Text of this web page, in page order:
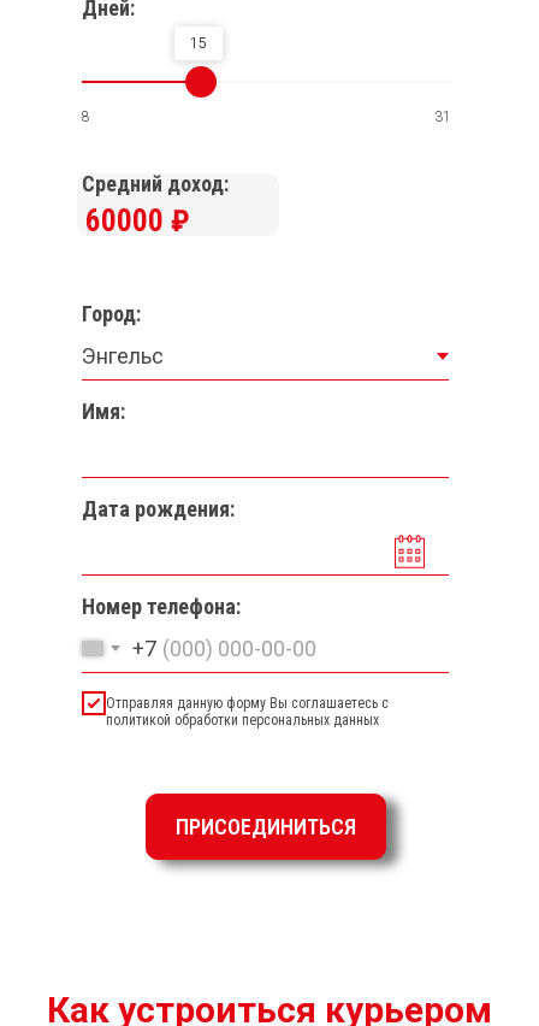
ПРИСОЕДИНИТЬСЯ
60000 ₽
Город:
Имя:
Дата рождения:
Номер телефона:
+7
Отправляя данную форму Вы соглашаетесь с
политикой обработки персональных данных
Дней:
15
8 31
Средний доход:
Как устроиться курьером